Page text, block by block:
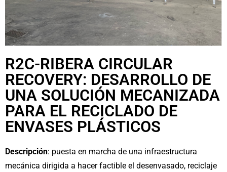
R2C-RIBERA CIRCULAR
RECOVERY: DESARROLLO DE
UNA SOLUCIÓN MECANIZADA
PARA EL RECICLADO DE
ENVASES PLÁSTICOS
Descripción: puesta en marcha de una infraestructura
mecánica dirigida a hacer factible el desenvasado, reciclaje